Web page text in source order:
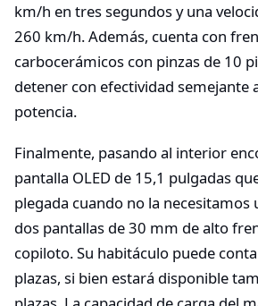
km/h en tres segundos y una
260 km/h. Además, cuenta con
carbocerámicos con pinzas de 10
detener con efectividad semejante
potencia.
Finalmente, pasando al interior
pantalla OLED de 15,1 pulgadas
plegada cuando no la necesitamos
dos pantallas de 30 mm de alto
copiloto. Su habitáculo puede
plazas, si bien estará disponible